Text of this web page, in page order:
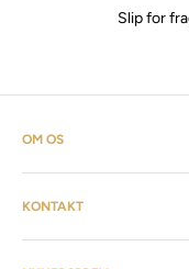
Slip for
OM OS
Cosmevers er et
finde alt fra
inventar & listen
har siden da solgt
KONTAKT
Kundeservice: tlf:26